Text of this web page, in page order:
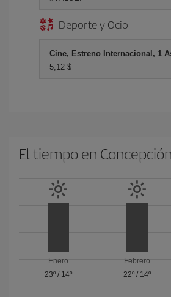
Deporte y Ocio
Cine, Estreno Internacional, 1
5,12 $
El tiempo en Concepción
Enero
23º/ 14º
Febrero
22º/ 14º